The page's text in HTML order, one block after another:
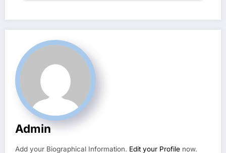
Admin
Add your Biographical Information. Edit your Profile now.